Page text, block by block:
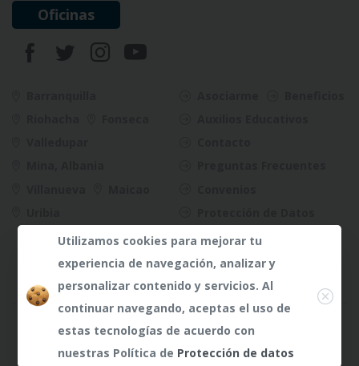
Oficinas
Riesgos
¿Dudas?Any te
atenderá
Utilizamos cookies para mejorar tu
experiencia de navegación, analizar y
personalizar contenido y servicios. Al
continuar navegando, aceptas el uso de
estas tecnologías de acuerdo con
nuestras Política de Protección de datos
Close